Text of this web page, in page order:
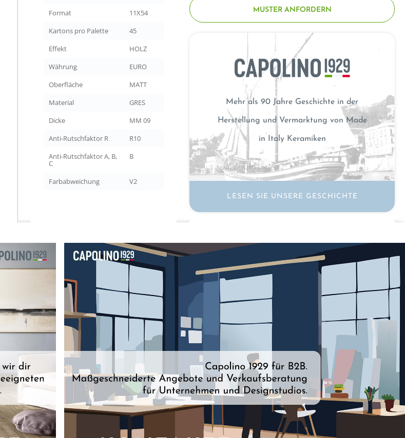
Format
11X54
Kartons pro Palette
45
Effekt
HOLZ
Währung
EURO
Oberfläche
MATT
Material
GRES
Dicke
MM 09
Anti-Rutschfaktor R
R10
Anti-Rutschfaktor A, B,
C
B
Farbabweichung V2
MUSTER ANFORDERN
Mehr als 90 Jahre Geschichte in der
Herstellung und Vermarktung von Made
in Italy Keramiken
LESEN SIE UNSERE GESCHICHTE